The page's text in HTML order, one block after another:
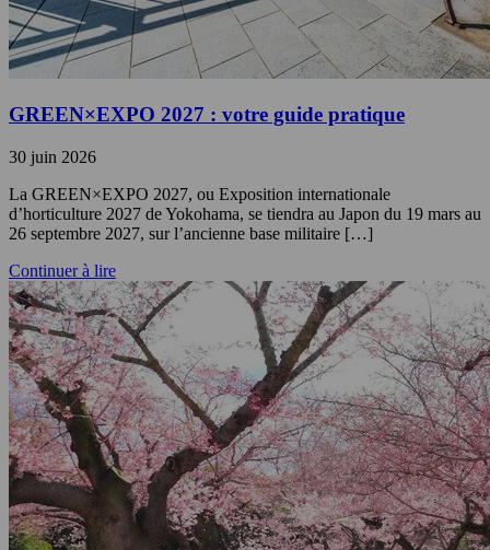
GREEN×EXPO 2027 : votre guide pratique
30 juin 2026
La GREEN×EXPO 2027, ou Exposition internationale
d’horticulture 2027 de Yokohama, se tiendra au Japon du 19 mars au
26 septembre 2027, sur l’ancienne base militaire […]
Continuer à lire